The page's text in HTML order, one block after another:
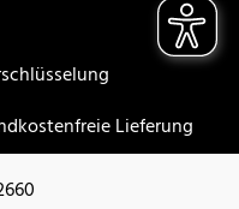
Lieferung